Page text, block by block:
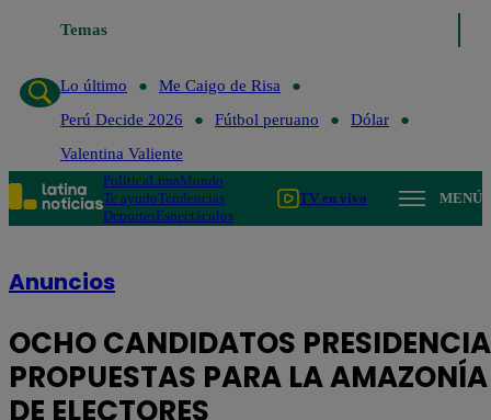
Temas
Lo último
Me Caigo de Risa
Perú Decide 2026
Fútbol peruano
Dólar
Valentina Valiente
PolíticaLimaMundo
Te ayudoTendencias
DeportesEspectáculos
TV en vivo MENÚ
Anuncios
OCHO CANDIDATOS
PROPUESTAS PARA LA
DE ELECTORES